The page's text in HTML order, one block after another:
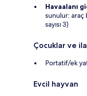
Havaalanı
sunulur: araç
sayısı 3)
Çocuklar ve
Portatif/ek
Evcil hayvan